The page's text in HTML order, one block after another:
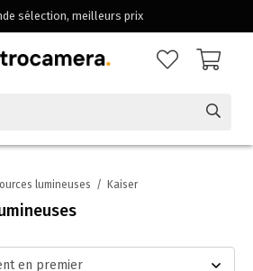
sélection, meilleurs prix
pour toutes vos questions
lumineuses / Kaiser